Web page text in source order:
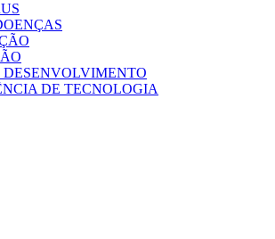
DESENVOLVIMENTO
DE TECNOLOGIA